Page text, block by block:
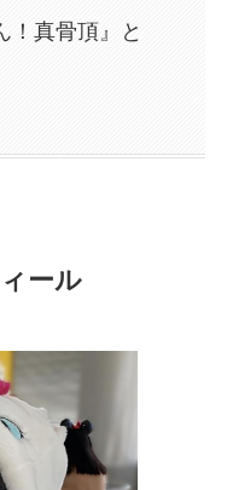
！真骨頂』と
ール